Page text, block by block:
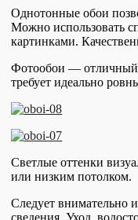
Однотонные обои
Можно использовать
картинками.
Фотообои — отличный
требует идеально
Светлые оттенки
или низким потолком.
Следует внимательно